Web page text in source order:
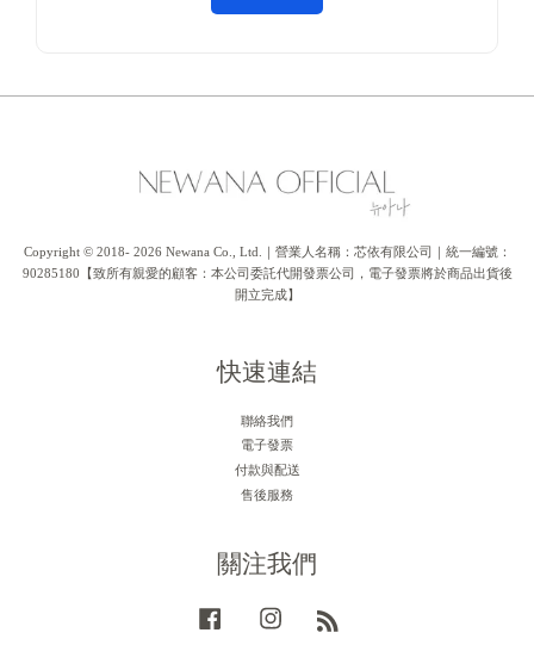
Copyright © 2018- 2026 Newana Co., Ltd.｜營業人名稱：芯依有限公司｜統一編號：
90285180【致所有親愛的顧客：本公司委託代開發票公司，電子發票將於商品出貨後
開立完成】
快速連結
聯絡我們
電子發票
付款與配送
售後服務
關注我們
Facebook Instagram